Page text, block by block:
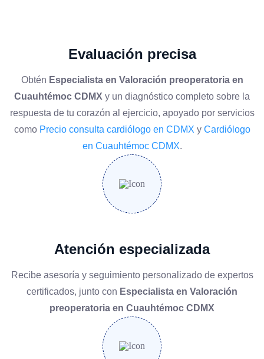
Evaluación precisa
Obtén Especialista en Valoración preoperatoria en
Cuauhtémoc CDMX y un diagnóstico completo sobre la
respuesta de tu corazón al ejercicio, apoyado por servicios
como Precio consulta cardiólogo en CDMX y Cardiólogo
en Cuauhtémoc CDMX.
Atención especializada
Recibe asesoría y seguimiento personalizado de expertos
certificados, junto con Especialista en Valoración
preoperatoria en Cuauhtémoc CDMX